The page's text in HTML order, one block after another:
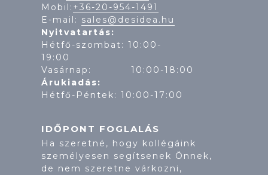
Mobil: +36-20-954-1491
E-mail: sales@desidea.hu
Nyitvatartás:
Hétfő-szombat: 10:00-
Vasárnap: 10:00-18:00
Árukiadás:
Hétfő-Péntek: 10:00-17:00
IDŐPONT FOGLALÁS
Ha szeretné, hogy kollégáink
személyesen segítsenek Önnek,
de nem szeretne várkozni,